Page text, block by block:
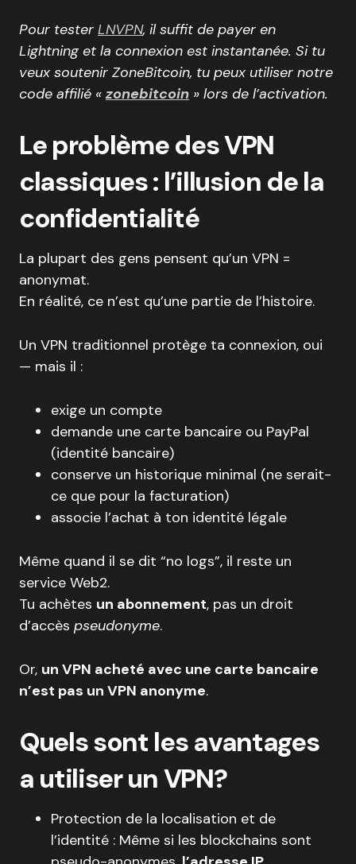
Pour tester LNVPN, il suffit de payer en
Lightning et la connexion est instantanée. Si tu
veux soutenir ZoneBitcoin, tu peux utiliser notre
code affilié « zonebitcoin » lors de l’activation.
Le problème des VPN
classiques : l’illusion de la
confidentialité
La plupart des gens pensent qu’un VPN =
anonymat.
En réalité, ce n’est qu’une partie de l’histoire.
Un VPN traditionnel protège ta connexion, oui
— mais il :
exige un compte
demande une carte bancaire ou PayPal
(identité bancaire)
conserve un historique minimal (ne serait-
ce que pour la facturation)
associe l’achat à ton identité légale
Même quand il se dit “no logs”, il reste un
service Web2.
Tu achètes un abonnement, pas un droit
d’accès pseudonyme.
Or, un VPN acheté avec une carte bancaire
n’est pas un VPN anonyme.
Quels sont les avantages
a utiliser un VPN?
Protection de la localisation et de
l’identité : Même si les blockchains sont